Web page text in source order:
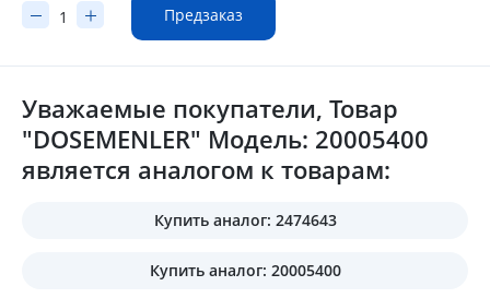
Предзаказ
Уважаемые покупатели, Товар
"DOSEMENLER" Модель: 20005400
является аналогом к товарам:
Купить аналог: 2474643
Купить аналог: 20005400